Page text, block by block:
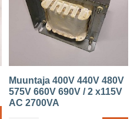
Muuntaja 400V 440V 480V
575V 660V 690V / 2 x115V
AC 2700VA